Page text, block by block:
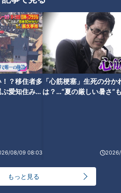
？移住者多
愛知住みた
08/09 08:03
「心筋梗塞」生死の分か
は？…“夏の厳しい暑さ”
もっと見る
をしっかり飛ばすのがポイント。
と同じで、タマネギをもやしに替
くてふっくら、ジューシーなハ
ビで毎週月～金曜日の夕方15:49
3県向けの夕方ワイドニュース・